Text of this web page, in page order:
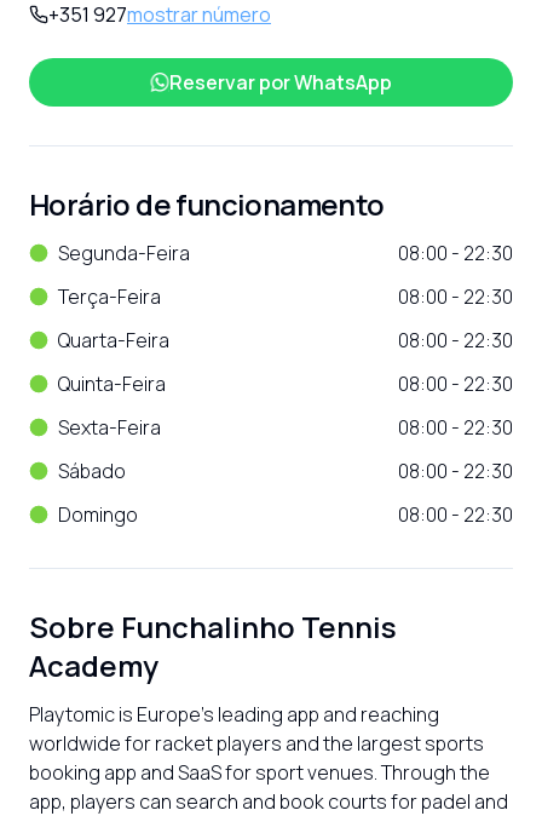
+351 927mostrar número
Reservar porWhatsApp
Horário de funcionamento
Segunda-Feira
08:00 - 22:30
Terça-Feira
08:00 - 22:30
Quarta-Feira
08:00 - 22:30
Quinta-Feira
08:00 - 22:30
Sexta-Feira
08:00 - 22:30
Sábado
08:00 - 22:30
Domingo
08:00 - 22:30
Sobre Funchalinho Tennis
Academy
Playtomic is Europe’s leading app and reaching
worldwide for racket players and the largest sports
booking app and SaaS for sport venues. Through the
app, players can search and book courts for padel and